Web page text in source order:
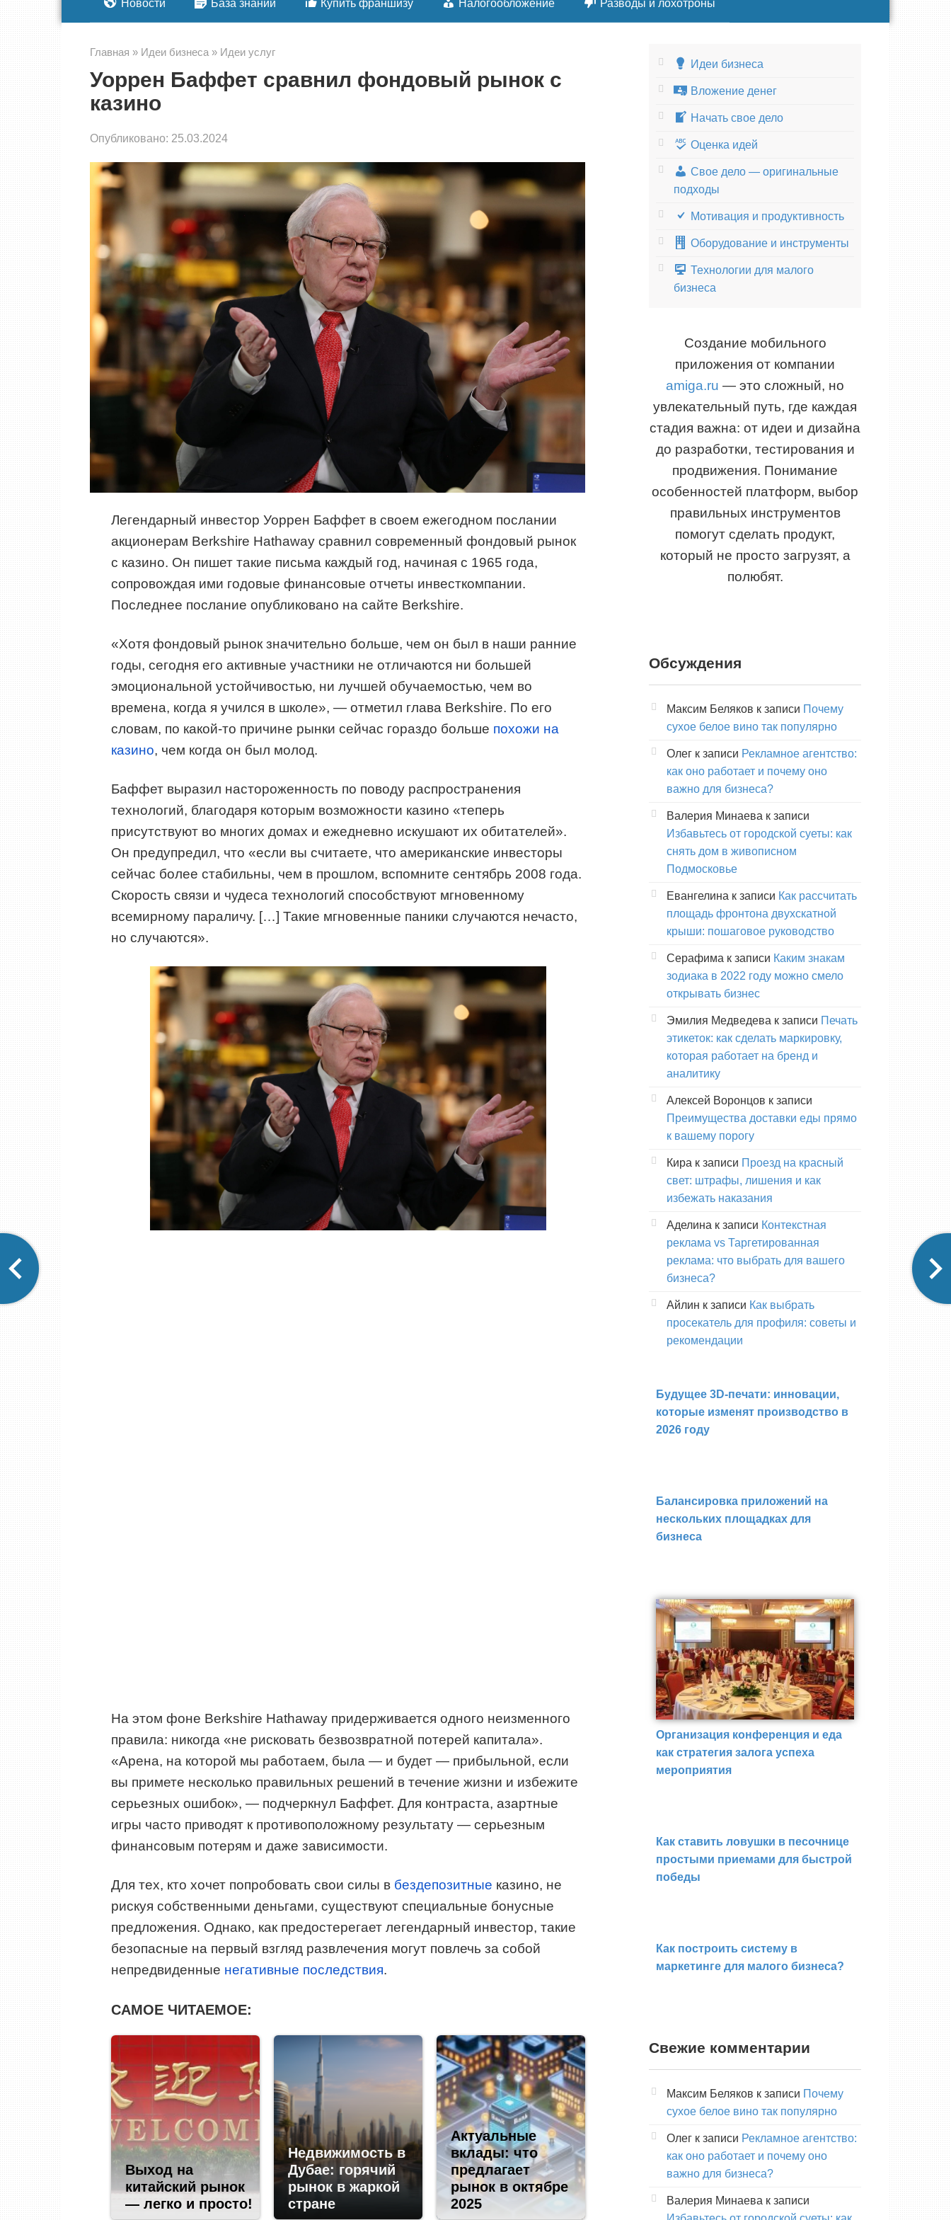
Новости База знаний Купить франшизу Налогообложение Разводы и лохотроны
Главная » Идеи бизнеса » Идеи услуг
Уоррен Баффет сравнил фондовый рынок с
казино
Опубликовано: 25.03.2024
Легендарный инвестор Уоррен Баффет в своем ежегодном послании
акционерам Berkshire Hathaway сравнил современный фондовый рынок
с казино. Он пишет такие письма каждый год, начиная с 1965 года,
сопровождая ими годовые финансовые отчеты инвесткомпании.
Последнее послание опубликовано на сайте Berkshire.
«Хотя фондовый рынок значительно больше, чем он был в наши ранние
годы, сегодня его активные участники не отличаются ни большей
эмоциональной устойчивостью, ни лучшей обучаемостью, чем во
времена, когда я учился в школе», — отметил глава Berkshire. По его
словам, по какой-то причине рынки сейчас гораздо больше похожи на
казино, чем когда он был молод.
Баффет выразил настороженность по поводу распространения
технологий, благодаря которым возможности казино «теперь
присутствуют во многих домах и ежедневно искушают их обитателей».
Он предупредил, что «если вы считаете, что американские инвесторы
сейчас более стабильны, чем в прошлом, вспомните сентябрь 2008 года.
Скорость связи и чудеса технологий способствуют мгновенному
всемирному параличу. […] Такие мгновенные паники случаются нечасто,
но случаются».
На этом фоне Berkshire Hathaway придерживается одного неизменного
правила: никогда «не рисковать безвозвратной потерей капитала».
«Арена, на которой мы работаем, была — и будет — прибыльной, если
вы примете несколько правильных решений в течение жизни и избежите
серьезных ошибок», — подчеркнул Баффет. Для контраста, азартные
игры часто приводят к противоположному результату — серьезным
финансовым потерям и даже зависимости.
Для тех, кто хочет попробовать свои силы в бездепозитные казино, не
рискуя собственными деньгами, существуют специальные бонусные
предложения. Однако, как предостерегает легендарный инвестор, такие
безопасные на первый взгляд развлечения могут повлечь за собой
непредвиденные негативные последствия.
САМОЕ ЧИТАЕМОЕ:
Выход на
китайский рынок
— легко и просто!
Недвижимость в
Дубае: горячий
рынок в жаркой
стране
Актуальные
вклады: что
предлагает
рынок в октябре
2025
Идеи бизнеса
Вложение денег
Начать свое дело
Оценка идей
Свое дело — оригинальные
подходы
Мотивация и продуктивность
Оборудование и инструменты
Технологии для малого
бизнеса
Создание мобильного
приложения от компании
amiga.ru — это сложный, но
увлекательный путь, где каждая
стадия важна: от идеи и дизайна
до разработки, тестирования и
продвижения. Понимание
особенностей платформ, выбор
правильных инструментов
помогут сделать продукт,
который не просто загрузят, а
полюбят.
Обсуждения
Максим Беляков к записи Почему
сухое белое вино так популярно
Олег к записи Рекламное агентство:
как оно работает и почему оно
важно для бизнеса?
Валерия Минаева к записи
Избавьтесь от городской суеты: как
снять дом в живописном
Подмосковье
Евангелина к записи Как рассчитать
площадь фронтона двухскатной
крыши: пошаговое руководство
Серафима к записи Каким знакам
зодиака в 2022 году можно смело
открывать бизнес
Эмилия Медведева к записи Печать
этикеток: как сделать маркировку,
которая работает на бренд и
аналитику
Алексей Воронцов к записи
Преимущества доставки еды прямо
к вашему порогу
Кира к записи Проезд на красный
свет: штрафы, лишения и как
избежать наказания
Аделина к записи Контекстная
реклама vs Таргетированная
реклама: что выбрать для вашего
бизнеса?
Айлин к записи Как выбрать
просекатель для профиля: советы и
рекомендации
Будущее 3D-печати: инновации,
которые изменят производство в
2026 году
Балансировка приложений на
нескольких площадках для
бизнеса
Организация конференция и еда
как стратегия залога успеха
мероприятия
Как ставить ловушки в песочнице
простыми приемами для быстрой
победы
Как построить систему в
маркетинге для малого бизнеса?
Свежие комментарии
Максим Беляков к записи Почему
сухое белое вино так популярно
Олег к записи Рекламное агентство:
как оно работает и почему оно
важно для бизнеса?
Валерия Минаева к записи